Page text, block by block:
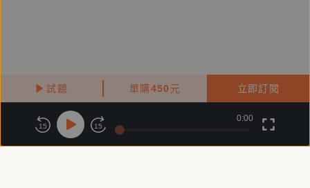
試聽 單購450 元 立即訂閱
關於鏡好聽
商務合作 付費條款 會員條款
15 15
0:00